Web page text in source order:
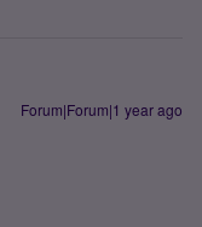
Forum|Forum|1 year ago